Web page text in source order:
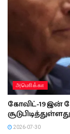
அமொிக்கா
கோவிட்-19 இன்
2026-07-30